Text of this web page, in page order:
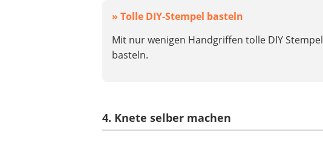
» Tolle DIY-Stempel basteln
Mit nur wenigen Handgriffen tolle DIY Stempel
basteln.
4. Knete selber machen